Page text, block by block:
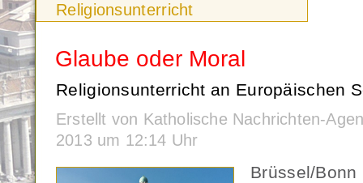
Religionsunterricht
Glaube oder Moral
Religionsunterricht an Europäischen
Erstellt von Katholische Nachrichten-
2013 um 12:14 Uhr
Brüssel/Bonn